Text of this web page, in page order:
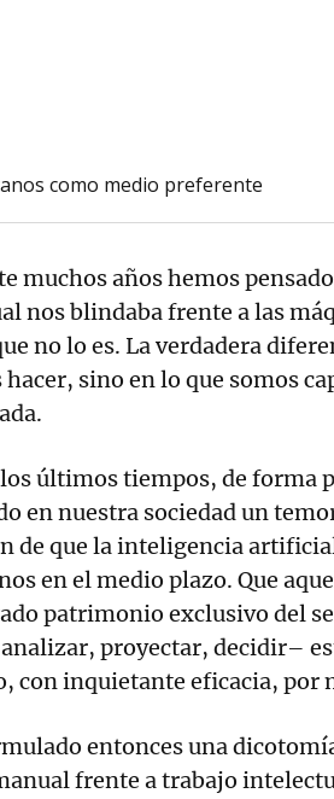
como medio preferente
muchos años hemos
nos blindaba frente a las
no lo es. La verdadera
hacer, sino en lo que somos
últimos tiempos, de forma
en nuestra sociedad un
de que la inteligencia
en el medio plazo. Que
patrimonio exclusivo del
proyectar, decidir–
con inquietante eficacia, por
entonces una
frente a trabajo